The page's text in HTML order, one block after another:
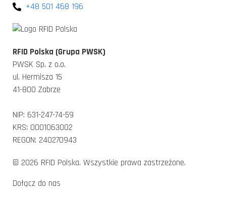
+48 501 468 196
RFID Polska (Grupa PWSK)
PWSK Sp. z o.o.
ul. Hermisza 15
41-800 Zabrze
NIP: 631-247-74-59
KRS: 0001063002
REGON: 240270943
© 2026 RFID Polska. Wszystkie prawa zastrzeżone.
Dołącz do nas